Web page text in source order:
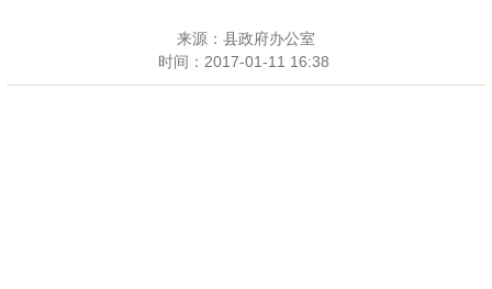
来源：县政府办公室
时间： 2017-01-11 16:38